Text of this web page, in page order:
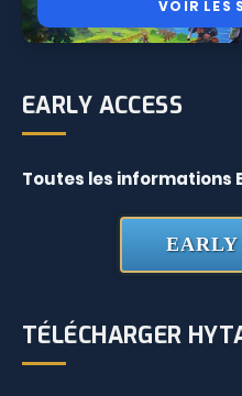
VOIR LES
EARLY ACCESS
Toutes les informations
EARLY
TÉLÉCHARGER